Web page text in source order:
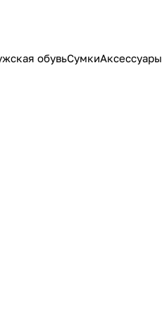
обувьСумкиАксессуары